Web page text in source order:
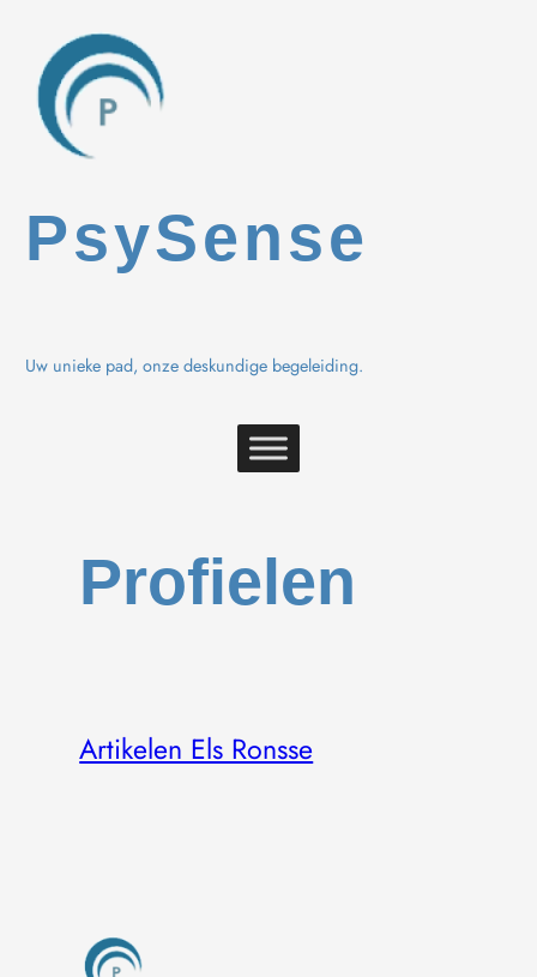
naar
inhoud
PsySense
Uw unieke pad, onze deskundige begeleiding.
Profielen
Artikelen Els Ronsse